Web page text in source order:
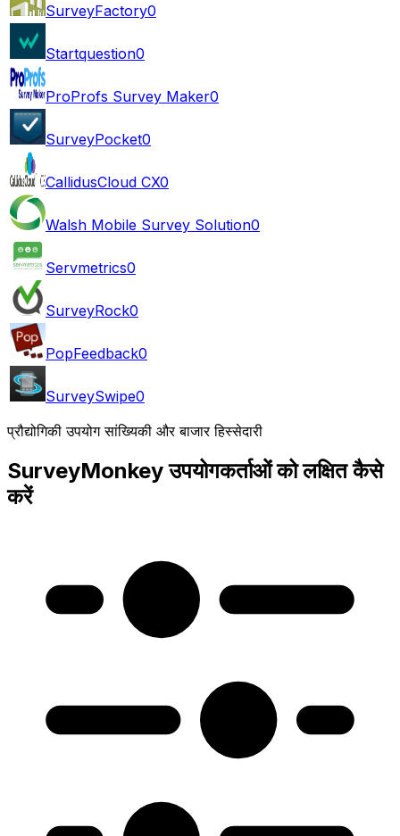
SurveyFactory0
Startquestion0
ProProfs Survey Maker0
SurveyPocket0
CallidusCloud CX0
Walsh Mobile Survey Solution0
Servmetrics0
SurveyRock0
PopFeedback0
SurveySwipe0
प्रौद्योगिकी उपयोग सांख्यिकी और बाजार हिस्सेदारी
SurveyMonkey उपयोगकर्ताओं को लक्षित कैसे
करें